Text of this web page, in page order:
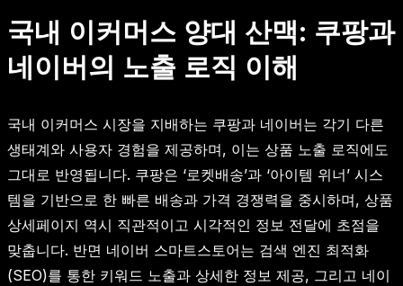
국내 이커머스 양대 산맥: 쿠팡과
네이버의 노출 로직 이해
국내 이커머스 시장을 지배하는 쿠팡과 네이버는 각기 다른
생태계와 사용자 경험을 제공하며, 이는 상품 노출 로직에도
그대로 반영됩니다. 쿠팡은 ‘로켓배송’과 ‘아이템 위너’ 시스
템을 기반으로 한 빠른 배송과 가격 경쟁력을 중시하며, 상품
상세페이지 역시 직관적이고 시각적인 정보 전달에 초점을
맞춥니다. 반면 네이버 스마트스토어는 검색 엔진 최적화
(SEO)를 통한 키워드 노출과 상세한 정보 제공, 그리고 네이